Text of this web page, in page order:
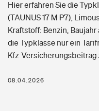
Arbeitsrechtsschutz
Zur Übersicht
Elementarversicherung
Freizeit
Pri­vate Haft­pflicht­
Gesundheit
Private Krankenversicherung
Hier erfahren Sie die
(TAUNUS 17 M P7),
Kraftstoff: Benzin, Baujahr
die Typklasse nur ein
Kfz-Versicherungsbeitrag
08.04.2026